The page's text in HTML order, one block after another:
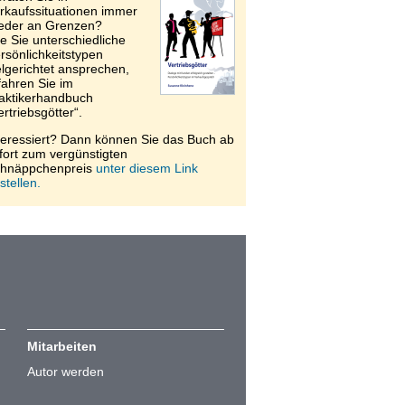
immer
an Grenzen?
Sie unterschiedliche
ansprechen,
Sie im
Dann können Sie das Buch ab
zum vergünstigten
unter diesem Link
Mitarbeiten
Autor werden